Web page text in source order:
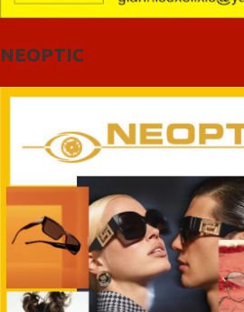
NEOPTIC